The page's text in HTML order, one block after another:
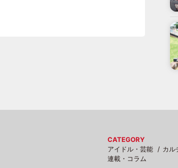
CATEGORY
アイドル・芸能
カル
連載・コラム